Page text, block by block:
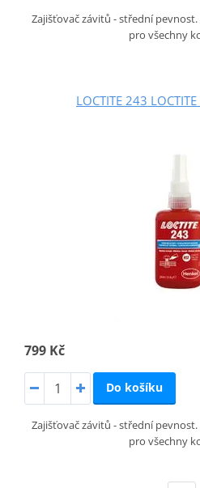
Zajišťovač závitů - střední
pro všechny
LOCTITE 243
799 Kč
Do košíku
Zajišťovač závitů - střední
pro všechny